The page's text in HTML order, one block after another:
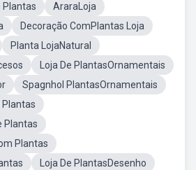
Plantas
AraraLoja
Decoração ComPlantas Loja
Planta LojaNatural
Loja De PlantasOrnamentais
Spagnhol PlantasOrnamentais
Plantas
Plantas
Plantas
Loja De PlantasDesenho